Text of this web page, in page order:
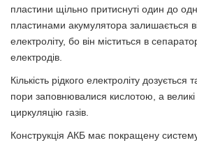
пластини щільно притиснуті один до
пластинами акумулятора залишається
електроліту, бо він міститься в
електродів.
Кількість рідкого електроліту
пори заповнювалися кислотою, а великі
циркуляцію газів.
Конструкція АКБ має покращену систему